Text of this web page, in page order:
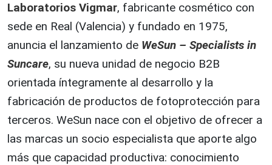
Laboratorios Vigmar, fabricante cosmético con
sede en Real (Valencia) y fundado en 1975,
anuncia el lanzamiento de WeSun – Specialists in
Suncare, su nueva unidad de negocio B2B
orientada íntegramente al desarrollo y la
fabricación de productos de fotoprotección para
terceros. WeSun nace con el objetivo de ofrecer a
las marcas un socio especialista que aporte algo
más que capacidad productiva: conocimiento